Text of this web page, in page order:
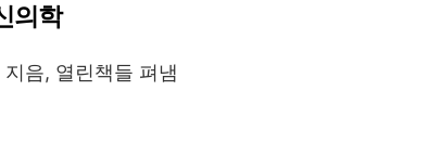
의학
음, 열린책들 펴냄